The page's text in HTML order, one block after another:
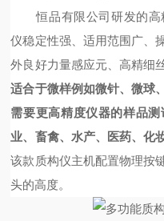
恒品有限公司研发的
仪稳定性强、适用范围广、
外良好力量感应元、高精细
适合于微样例如微针、微球
需要更高精度仪器的样品测
业、畜禽、水产、医药、化
该款质构仪主机配置物理按
头的高度。